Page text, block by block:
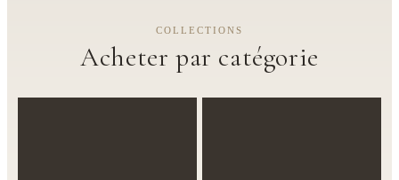
COLLECTIONS
Acheter par catégorie